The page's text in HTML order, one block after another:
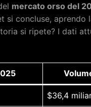
mercato orso del
concluse, aprendo
si ripete? I dati
$36,4